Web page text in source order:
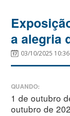
a alegria
03/10/2025 10:36
QUANDO:
1 de outubro
outubro de